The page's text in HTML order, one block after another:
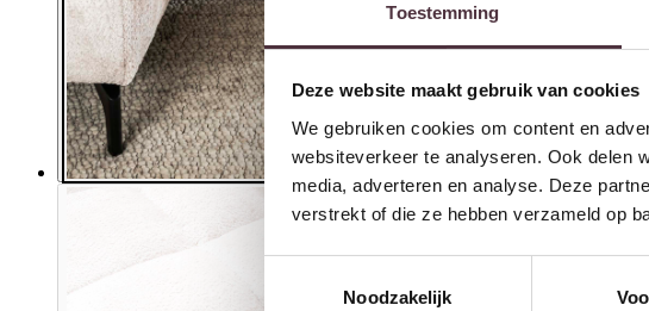
Toestemming
Deze website maakt gebruik van cookies
We gebruiken cookies om content en
websiteverkeer te analyseren. Ook delen
media, adverteren en analyse. Deze
verstrekt of die ze hebben verzameld op
Noodzakelijk